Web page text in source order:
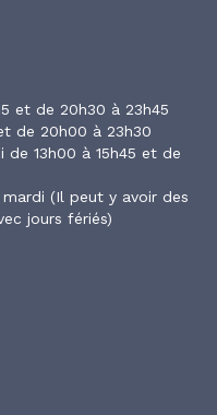
et de 20h30 à 23h45
de 20h00 à 23h30
13h00 à 15h45 et de
mardi (Il peut y avoir des
jours fériés)